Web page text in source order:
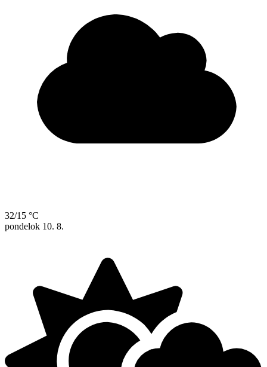
32/15 °C
pondelok 10. 8.